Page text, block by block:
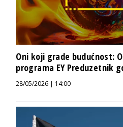
Oni koji grade budućnost:
programa EY Preduzetnik
28/05/2026 | 14:00